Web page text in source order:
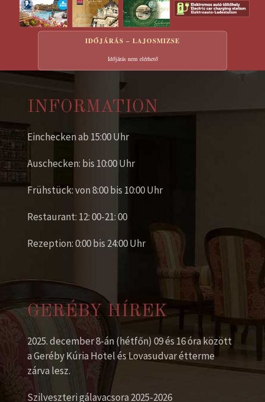
IDŐJÁRÁS – LAJOSMIZSE
Időjárás nem elérhető
INFORMATION
Einchecken ab 15:00 Uhr
Auschecken: bis 10:00 Uhr
Frühstück: von 8:00 bis 10:00 Uhr
Restaurant: 12: 00-21: 00
Rezeption: 0:00 bis 24:00 Uhr
GERÉBY HÍREK
2025. december 8-án (hétfőn) 09 és 16 óra között
a Geréby Kúria Hotel és Lovasudvar étterme
zárva lesz.
Szilveszteri gálavacsora 2025-2026